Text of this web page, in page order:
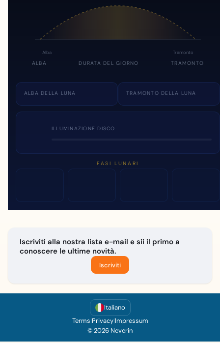
Alba Tramonto
ALBA DURATA DEL GIORNO TRAMONTO
ALBA DELLA LUNA TRAMONTO DELLA LUNA
ILLUMINAZIONE DISCO
FASI LUNARI
Iscriviti alla nostra lista e-mail e sii il primo a
conoscere le ultime novità.
Iscriviti
Italiano
Terms|Privacy|Impressum
© 2026 Neverin